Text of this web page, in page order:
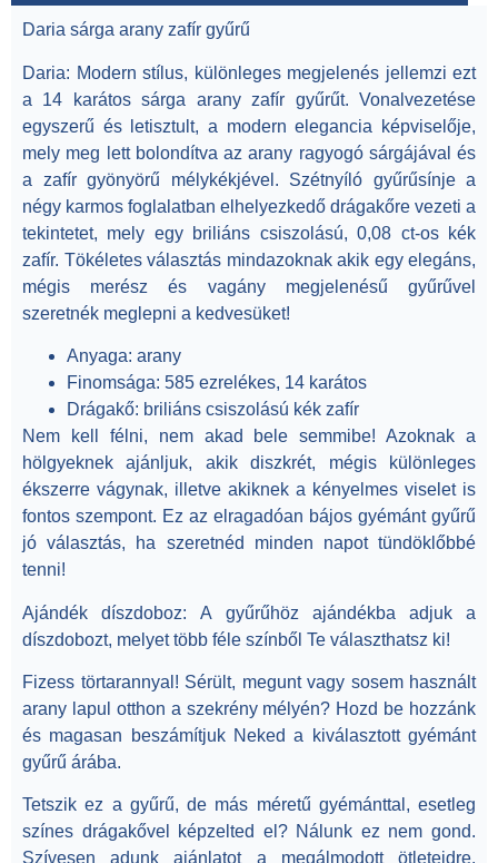
Daria sárga arany zafír gyűrű
Daria: Modern stílus, különleges megjelenés jellemzi ezt
a 14 karátos sárga arany zafír gyűrűt. Vonalvezetése
egyszerű és letisztult, a modern elegancia képviselője,
mely meg lett bolondítva az arany ragyogó sárgájával és
a zafír gyönyörű mélykékjével. Szétnyíló gyűrűsínje a
négy karmos foglalatban elhelyezkedő drágakőre vezeti a
tekintetet, mely egy briliáns csiszolású, 0,08 ct-os kék
zafír. Tökéletes választás mindazoknak akik egy elegáns,
mégis merész és vagány megjelenésű gyűrűvel
szeretnék meglepni a kedvesüket!
Anyaga: arany
Finomsága: 585 ezrelékes, 14 karátos
Drágakő: briliáns csiszolású kék zafír
Nem kell félni, nem akad bele semmibe! Azoknak a
hölgyeknek ajánljuk, akik diszkrét, mégis különleges
ékszerre vágynak, illetve akiknek a kényelmes viselet is
fontos szempont. Ez az elragadóan bájos gyémánt gyűrű
jó választás, ha szeretnéd minden napot tündöklőbbé
tenni!
Ajándék díszdoboz:A gyűrűhöz ajándékba adjuk a
díszdobozt, melyet több féle színből Te választhatsz ki!
Fizess törtarannyal! Sérült, megunt vagy sosem használt
arany lapul otthon a szekrény mélyén? Hozd be hozzánk
és magasan beszámítjuk Neked a kiválasztott gyémánt
gyűrű árába.
Tetszik ez a gyűrű, de más méretű gyémánttal, esetleg
színes drágakővel képzelted el? Nálunk ez nem gond.
Szívesen adunk ajánlatot a megálmodott ötleteidre.